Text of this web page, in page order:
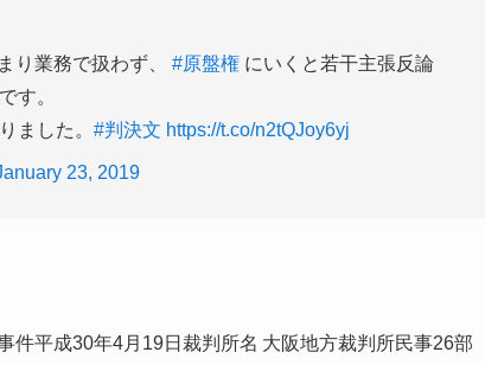
り業務で扱わず、 #原盤権 にいくと若干主張反論
す。
ました。 #判決文 https://t.co/n2tQJoy6yj
23, 2019
件平成30年4月19日裁判所名 大阪地方裁判所民事26部